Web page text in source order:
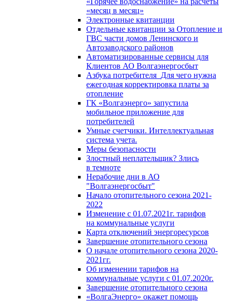
«месяц в месяц»
Электронные квитанции
Отдельные квитанции за Отопление и
ГВС части домов Ленинского и
Автозаводского районов
Автоматизированные сервисы для
Клиентов АО Волгаэнергосбыт
Азбука потребителя_Для чего нужна
ежегодная корректировка платы за
отопление
ГК «Волгаэнерго» запустила
мобильное приложение для
потребителей
Умные счетчики. Интеллектуальная
система учета.
Меры безопасности
Злостный неплательщик? Злись
в темноте
Нерабочие дни в АО
"Волгаэнергосбыт"
Начало отопительного сезона 2021-
2022
Изменение с 01.07.2021г. тарифов
на коммунальные услуги
Карта отключений энергоресурсов
Завершение отопительного сезона
О начале отопительного сезона 2020-
2021гг.
Об изменении тарифов на
коммунальные услуги с 01.07.2020г.
Завершение отопительного сезона
«ВолгаЭнерго» окажет помощь